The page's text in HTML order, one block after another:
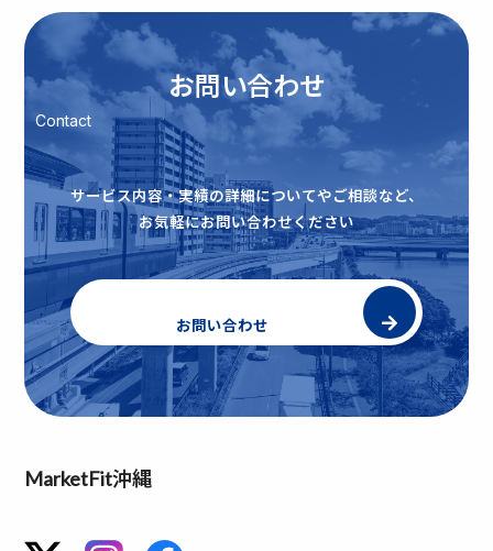
お問い合わせ
Contact
サービス内容・実績の詳細についてやご相談など、
お気軽にお問い合わせください
お問い合わせ
MarketFit沖縄